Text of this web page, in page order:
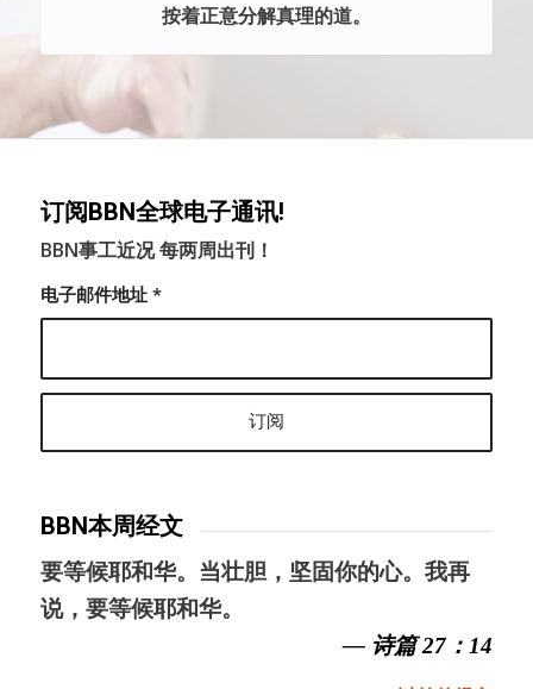
按着正意分解真理的道。
订阅BBN全球电子通讯!
BBN事工近况 每两周出刊！
电子邮件地址 *
BBN本周经文
要等候耶和华。当壮胆，坚固你的心。我再
说，要等候耶和华。
— 诗篇 27：14